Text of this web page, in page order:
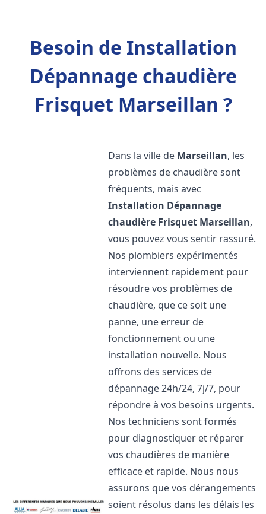
Besoin de Installation
Dépannage chaudière
Frisquet Marseillan ?
Dans la ville de Marseillan, les
problèmes de chaudière sont
fréquents, mais avec
Installation Dépannage
chaudière Frisquet Marseillan,
vous pouvez vous sentir rassuré.
Nos plombiers expérimentés
interviennent rapidement pour
résoudre vos problèmes de
chaudière, que ce soit une
panne, une erreur de
fonctionnement ou une
installation nouvelle. Nous
offrons des services de
dépannage 24h/24, 7j/7, pour
répondre à vos besoins urgents.
Nos techniciens sont formés
pour diagnostiquer et réparer
vos chaudières de manière
efficace et rapide. Nous nous
assurons que vos dérangements
soient résolus dans les délais les